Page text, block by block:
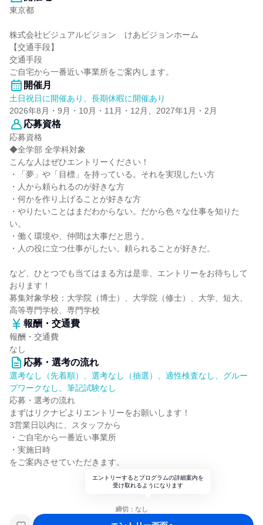
東京都
株式会社ビジュアルビジョン けあビジョンホーム
【交通手段】
交通手段
ご自宅から一番近い事業所をご案内します。
開催月
土日祝日に開催あり、長期休暇に開催あり
2026年8月・9月・10月・11月・12月、2027年1月・2月
応募資格
応募資格
◆全学部 全学科対象
こんな人はぜひエントリーください！
・「夢」や「目標」を持っている。それを実現したい方
・人から頼られるのが好きな方
・何かを作り上げることが好きな方
・やりたいことはまだわからない。だから色々な仕事を知りた
い。
・働く環境や、仲間は大事だと思う。
・人の役に立つ仕事がしたい。頼られることが好きだ。
など、ひとつでも当てはまる方は是非、エントリーをお待ちして
おります！
募集対象学校：大学院（博士）、大学院（修士）、大学、短大、
高等専門学校、専門学校
報酬・交通費
報酬・交通費
なし
応募・選考の流れ
選考なし（先着順）、選考なし（抽選）、適性検査なし、グルー
プワークなし、筆記試験なし
応募・選考の流れ
まずはリクナビよりエントリーをお願いします！
3営業日以内に、スタッフから
・ご自宅から一番近い事業所
・実施日時
をご案内させていただきます。
エントリーするとプログラムの詳細案内を
受け取れるようになります
締切：なし